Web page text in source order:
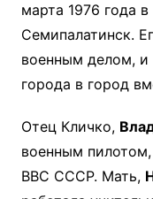
марта 1976 года
Семипалатинск.
военным делом, и
города в город
Отец Кличко,
военным
ВВС СССР. Мать,